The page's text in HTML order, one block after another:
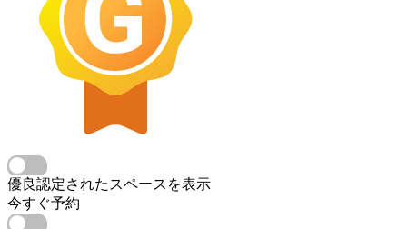
優良認定されたスペースを表示
今すぐ予約